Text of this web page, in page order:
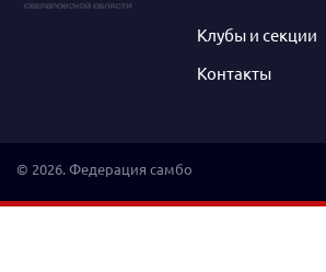
Клубы и секции
Контакты
© 2026. Федерация самбо